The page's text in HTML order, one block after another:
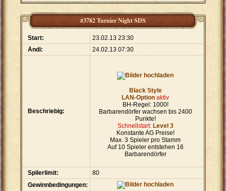
#3782 Turnier Night SDS
Start:
23.02.13 23:30
Ändi:
24.02.13 07:30
Beschriebig:
Black Style
LAN-Option aktiv
BH-Regel: 1000!
Barbarendörfer wachsen bis 2400
Punkte!
Schnellstart: Level 3
Konstante AG Preise!
Max. 3 Spieler pro Stamm
Auf 10 Spieler entstehen 16
Barbarendörfer
Spilerlimit:
80
Gewinnbedingungen: